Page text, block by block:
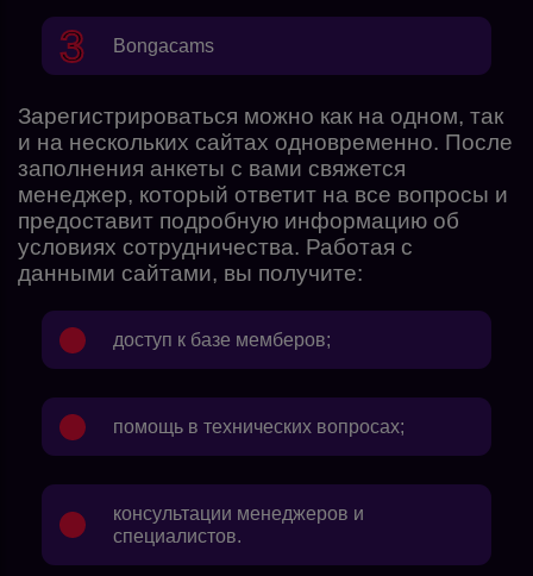
Bongacams
Зарегистрироваться можно как на одном, так
и на нескольких сайтах одновременно. После
заполнения анкеты с вами свяжется
менеджер, который ответит на все вопросы и
предоставит подробную информацию об
условиях сотрудничества. Работая с
данными сайтами, вы получите:
доступ к базе мемберов;
помощь в технических вопросах;
консультации менеджеров и
специалистов.